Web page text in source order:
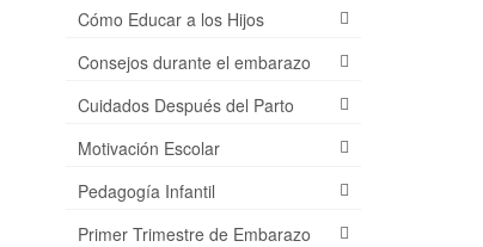
Cómo Educar a los Hijos
Consejos durante el embarazo
Cuidados Después del Parto
Motivación Escolar
Pedagogía Infantil
Primer Trimestre de Embarazo